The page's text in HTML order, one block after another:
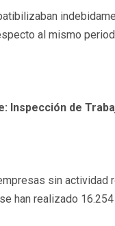
al mismo
Inspección de
sin actividad
se han realizado